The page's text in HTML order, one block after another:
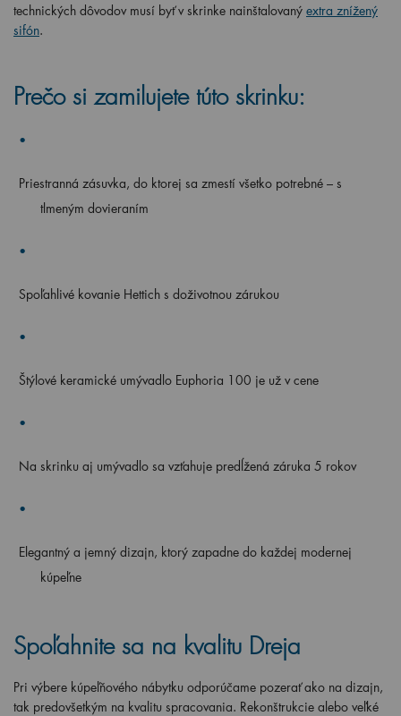
technických dôvodov musí byť v skrinke nainštalovaný extra znížený
sifón.
Prečo si zamilujete túto skrinku:
Priestranná zásuvka, do ktorej sa zmestí všetko potrebné – s
tlmeným dovieraním
Spoľahlivé kovanie Hettich s doživotnou zárukou
Štýlové keramické umývadlo Euphoria 100 je už v cene
Na skrinku aj umývadlo sa vzťahuje predĺžená záruka 5 rokov
Elegantný a jemný dizajn, ktorý zapadne do každej modernej
kúpeľne
Spoľahnite sa na kvalitu Dreja
Pri výbere kúpeľňového nábytku odporúčame pozerať ako na dizajn,
tak predovšetkým na kvalitu spracovania. Rekonštrukcie alebo veľké